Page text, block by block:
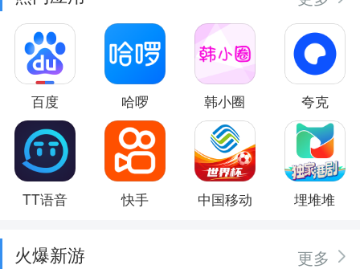
百度 哈啰 韩小圈 夸克
TT语音 快手 中国移动 埋堆堆
火爆新游 更多